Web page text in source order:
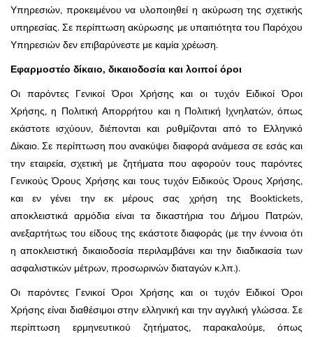
Υπηρεσιών, προκειμένου να υλοποιηθεί η ακύρωση της σχετικής
υπηρεσίας. Σε περίπτωση ακύρωσης με υπαιτιότητα του Παρόχου
Υπηρεσιών δεν επιβαρύνεστε με καμία χρέωση.
Εφαρμοστέο δίκαιο, δικαιοδοσία και λοιποί όροι
Οι παρόντες Γενικοί Όροι Χρήσης και οι τυχόν Ειδικοί Όροι
Χρήσης, η Πολιτική Απορρήτου και η Πολιτική Ιχνηλατών, όπως
εκάστοτε ισχύουν, διέπονται και ρυθμίζονται από το Ελληνικό
Δίκαιο. Σε περίπτωση που ανακύψει διαφορά ανάμεσα σε εσάς και
την εταιρεία, σχετική με ζητήματα που αφορούν τους παρόντες
Γενικούς Όρους Χρήσης και τους τυχόν Ειδικούς Όρους Χρήσης,
και εν γένει την εκ μέρους σας χρήση της Booktickets,
αποκλειστικά αρμόδια είναι τα δικαστήρια του Δήμου Πατρών,
ανεξαρτήτως του είδους της εκάστοτε διαφοράς (με την έννοια ότι
η αποκλειστική δικαιοδοσία περιλαμβάνει και την διαδικασία των
ασφαλιστικών μέτρων, προσωρινών διαταγών κ.λπ.).
Οι παρόντες Γενικοί Όροι Χρήσης και οι τυχόν Ειδικοί Όροι
Χρήσης είναι διαθέσιμοι στην ελληνική και την αγγλική γλώσσα. Σε
περίπτωση ερμηνευτικού ζητήματος, παρακαλούμε, όπως